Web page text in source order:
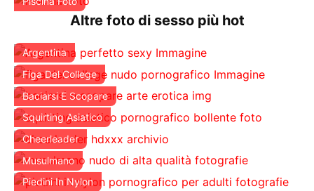
Altre foto di sesso più hot
Argentina
Figa Del College
Baciarsi E Scopare
Squirting Asiatico
Cheerleader
Musulmano
Piedini In Nylon